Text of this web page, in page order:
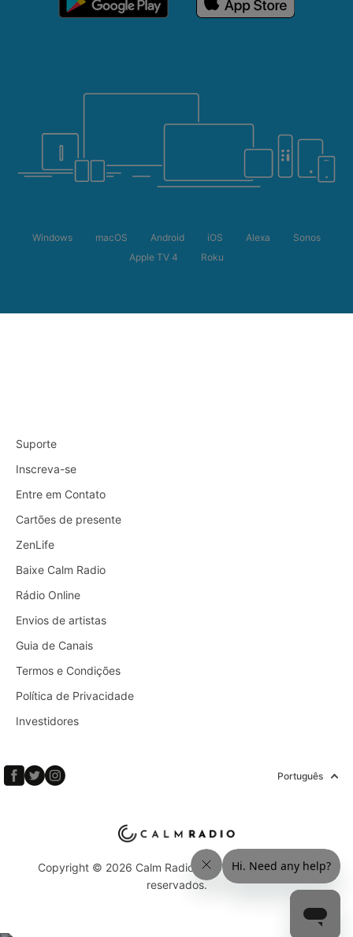
Windows macOS Android iOS Alexa
Sonos
Apple TV 4
Roku
Suporte
Inscreva-se
Entre em Contato
Cartões de presente
ZenLife
Baixe Calm Radio
Rádio Online
Envios de artistas
Guia de Canais
Termos e Condições
Política de Privacidade
Investidores
Português
Copyright © 2026 Calm Radio Corp. Todos os direitos
reservados.